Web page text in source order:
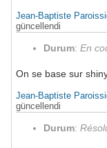
Jean-Baptiste
güncellendi
Durum: En
On se base sur
Jean-Baptiste
güncellendi
Durum: